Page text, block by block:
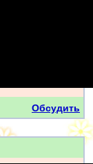
Обсудить